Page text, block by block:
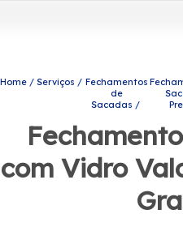
Home Serviços
Fechamentos
de
Sacadas
com Vidro